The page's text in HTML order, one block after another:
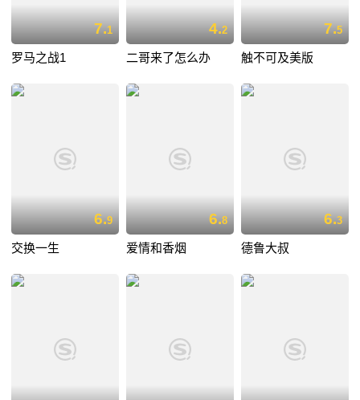
7.1
罗马之战1
4.2
二哥来了怎么办
7.5
触不可及美版
6.9
交换一生
6.8
爱情和香烟
6.3
德鲁大叔